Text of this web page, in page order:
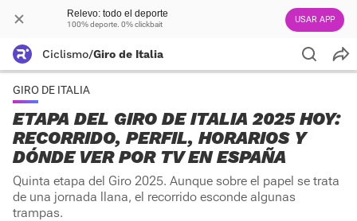
Relevo: todo el deporte
100% deporte. 0% clickbait USAR APP
Ciclismo/Giro de Italia
GIRO DE ITALIA
ETAPA DEL GIRO DE ITALIA 2025 HOY:
RECORRIDO, PERFIL, HORARIOS Y
DÓNDE VER POR TV EN ESPAÑA
Quinta etapa del Giro 2025. Aunque sobre el papel se trata
de una jornada llana, el recorrido esconde algunas
trampas.